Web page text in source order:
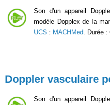
Son d'un appareil
modèle Dopplex de la
UCS : MACHMed. Durée :
Doppler vasculaire
Son d'un appareil